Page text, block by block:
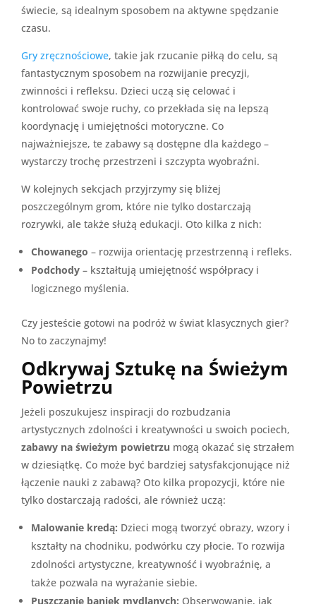
świecie, są idealnym sposobem na aktywne spędzanie
czasu.
Gry zręcznościowe, takie jak rzucanie piłką do celu, są
fantastycznym sposobem na rozwijanie precyzji,
zwinności i refleksu. Dzieci uczą się celować i
kontrolować swoje ruchy, co przekłada się na lepszą
koordynację i umiejętności motoryczne. Co
najważniejsze, te zabawy są dostępne dla każdego –
wystarczy trochę przestrzeni i szczypta wyobraźni.
W kolejnych sekcjach przyjrzymy się bliżej
poszczególnym grom, które nie tylko dostarczają
rozrywki, ale także służą edukacji. Oto kilka z nich:
Chowanego – rozwija orientację przestrzenną i refleks.
Podchody – kształtują umiejętność współpracy i
logicznego myślenia.
Czy jesteście gotowi na podróż w świat klasycznych gier?
No to zaczynajmy!
Odkrywaj Sztukę na Świeżym
Powietrzu
Jeżeli poszukujesz inspiracji do rozbudzania
artystycznych zdolności i kreatywności u swoich pociech,
zabawy na świeżym powietrzu mogą okazać się strzałem
w dziesiątkę. Co może być bardziej satysfakcjonujące niż
łączenie nauki z zabawą? Oto kilka propozycji, które nie
tylko dostarczają radości, ale również uczą:
Malowanie kredą: Dzieci mogą tworzyć obrazy, wzory i
kształty na chodniku, podwórku czy płocie. To rozwija
zdolności artystyczne, kreatywność i wyobraźnię, a
także pozwala na wyrażanie siebie.
Puszczanie baniek mydlanych: Obserwowanie, jak